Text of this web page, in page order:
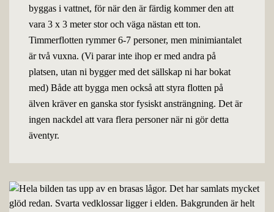
byggas i vattnet, för när den är färdig kommer den att
vara 3 x 3 meter stor och väga nästan ett ton.
Timmerflotten rymmer 6-7 personer, men minimiantalet
är två vuxna. (Vi parar inte ihop er med andra på
platsen, utan ni bygger med det sällskap ni har bokat
med) Både att bygga men också att styra flotten på
älven kräver en ganska stor fysiskt ansträngning. Det är
ingen nackdel att vara flera personer när ni gör detta
äventyr.